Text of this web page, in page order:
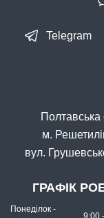
71 грн
Готове
Полтавська
м.
вул.
ГРАФІК
Понеділок -
Telegram